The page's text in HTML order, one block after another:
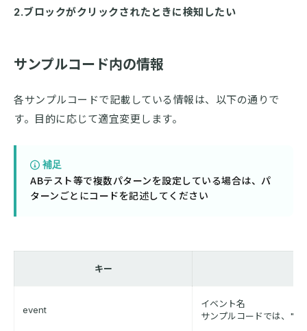
2.ブロックがクリックされたときに検知したい
サンプルコード内の情報
各サンプルコードで記載している情報は、以下の通りで
す。目的に応じて適宜変更します。
補足
ABテスト等で複数パターンを設定している場合は、パ
ターンごとにコードを記述してください
キー
event
イベント名
サンプルコードでは、